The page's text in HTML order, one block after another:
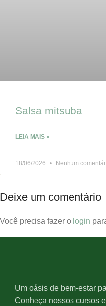
Salsa mitsuba
LEIA MAIS »
18/06/2026 Nenhum
Deixe um comentário
Você precisa fazer o login
Um oásis de bem-estar
Conheça nossos cursos